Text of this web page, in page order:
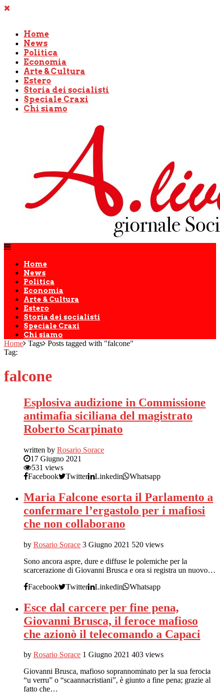
Home
News
Politica
Economia
Arte & Cultura
Estero
Storia dei socialisti
Speciale Craxi
Chi siamo
Home
News
Politica
Economia
Arte & Cultura
Estero
Storia dei socialisti
Speciale Craxi
Chi siamo
Home Tags Posts tagged with "falcone"
Tag:
falcone
Esplosiva audizione in Commissione
antimafia siciliana del magistrato
Roberto Scarpinato
written by Rosario Sorace
17 Giugno 2021
531 views
Facebook
Twitter Linkedin Whatsapp
Maria Falcone esorta il Parlamento a
confermare l’ergastolo per i mafiosi
che non collaborano
by Rosario Sorace 3 Giugno 2021 520 views
Sono ancora aspre, dure e diffuse le polemiche per la
scarcerazione di Giovanni Brusca e ora si registra un nuovo…
Facebook
Twitter Linkedin Whatsapp
Esce dal carcere per fine pena,
Giovanni Brusca, il feroce mafioso
che azionò il telecomando a Capaci
by Rosario Sorace 1 Giugno 2021 403 views
Giovanni Brusca, mafioso soprannominato per la sua ferocia
“u verru” o “scaannacristiani”, è giunto a fine pena; grazie al
fatto che…